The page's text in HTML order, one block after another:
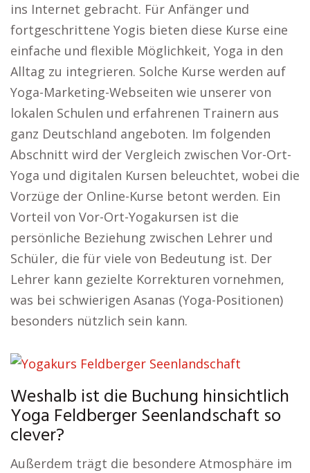
ins Internet gebracht. Für Anfänger und
fortgeschrittene Yogis bieten diese Kurse eine
einfache und flexible Möglichkeit, Yoga in den
Alltag zu integrieren. Solche Kurse werden auf
Yoga-Marketing-Webseiten wie unserer von
lokalen Schulen und erfahrenen Trainern aus
ganz Deutschland angeboten. Im folgenden
Abschnitt wird der Vergleich zwischen Vor-Ort-
Yoga und digitalen Kursen beleuchtet, wobei die
Vorzüge der Online-Kurse betont werden. Ein
Vorteil von Vor-Ort-Yogakursen ist die
persönliche Beziehung zwischen Lehrer und
Schüler, die für viele von Bedeutung ist. Der
Lehrer kann gezielte Korrekturen vornehmen,
was bei schwierigen Asanas (Yoga-Positionen)
besonders nützlich sein kann.
Weshalb ist die Buchung hinsichtlich
Yoga Feldberger Seenlandschaft so
clever?
Außerdem trägt die besondere Atmosphäre im